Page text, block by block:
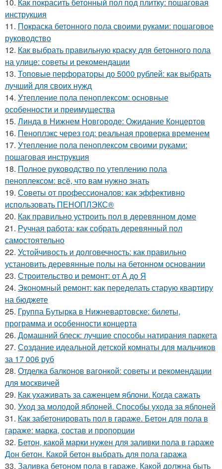
инструкция
11. Покраска бетонного пола своими руками: пошаговое
руководство
12. Как выбрать правильную краску для бетонного пола
на улице: советы и рекомендации
13. Топовые перфораторы до 5000 рублей: как выбрать
лучший для своих нужд
14. Утепление пола пеноплексом: основные
особенности и преимущества
15. Линда в Нижнем Новгороде: Ожидание Концертов
16. Пеноплэкс через год: реальная проверка временем
17. Утепление пола пеноплексом своими руками:
пошаговая инструкция
18. Полное руководство по утеплению пола
пеноплексом: всё, что вам нужно знать
19. Советы от профессионалов: как эффективно
использовать ПЕНОПЛЭКС®
20. Как правильно устроить пол в деревянном доме
21. Ручная работа: как собрать деревянный пол
самостоятельно
22. Устойчивость и долговечность: как правильно
установить деревянные полы на бетонном основании
23. Строительство и ремонт: от А до Я
24. Экономный ремонт: как переделать старую квартиру
на бюджете
25. Группа Бутырка в Нижневартовске: билеты,
программа и особенности концерта
26. Домашний блеск: лучшие способы натирания паркета
27. Создание идеальной детской комнаты для мальчиков
за 17 006 руб
28. Отделка балконов вагонкой: советы и рекомендации
для москвичей
29. Как ухаживать за саженцем яблони. Когда сажать
30. Уход за молодой яблоней. Способы ухода за яблоней
31. Как забетонировать пол в гараже. Бетон для пола в
гараже: марка, состав и пропорции
32. Бетон, какой марки нужен для заливки пола в гараже
Дон бетон. Какой бетон выбрать для пола гаража
33. Заливка бетоном пола в гараже. Какой должна быть